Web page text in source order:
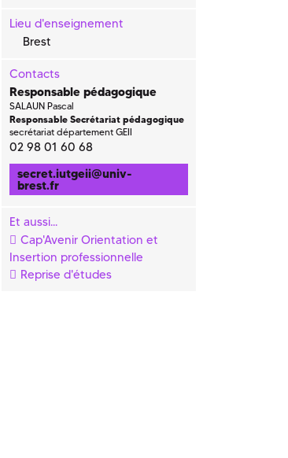
Lieu d'enseignement
Brest
Contacts
Responsable pédagogique
SALAUN Pascal
Responsable Secrétariat pédagogique
secrétariat département GEII
02 98 01 60 68
secret.iutgeii@univ-
brest.fr
Et aussi...
Cap'Avenir Orientation et
Insertion professionnelle
Reprise d'études